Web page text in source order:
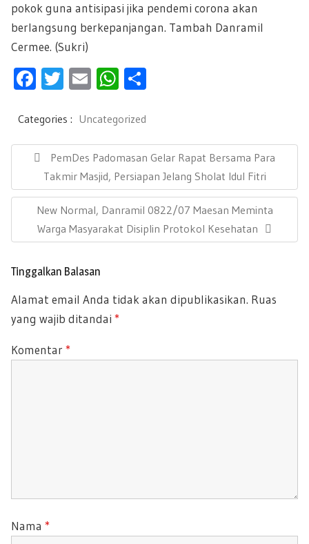
pokok guna antisipasi jika pendemi corona akan
berlangsung berkepanjangan. Tambah Danramil
Cermee. (Sukri)
F
e
b
oo
k
T
tt
er
E
ail
W
at
s
A
p
p
e
Categories : Uncategorized
g
i
o
P
R
E
V
I
U
P
O
T
PemDes Padomasan Gelar Rapat Bersama Para
Takmir Masjid, Persiapan Jelang Sholat Idul Fitri
N
E
X
O
S
:
New Normal, Danramil 0822/07 Maesan Meminta
Warga Masyarakat Disiplin Protokol Kesehatan
Tinggalkan Balasan
Alamat email Anda tidak akan dipublikasikan. Ruas
yang wajib ditandai *
Komentar *
Nama *